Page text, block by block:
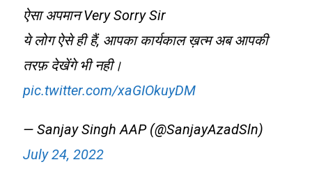
ऐसा अपमान Very Sorry Sir
ये लोग ऐसे ही हैं, आपका कार्यकाल ख़त्म अब आपकी
तरफ़ देखेंगे भी नही।
pic.twitter.com/xaGIOkuyDM
— Sanjay Singh AAP (@SanjayAzadSln)
July 24, 2022